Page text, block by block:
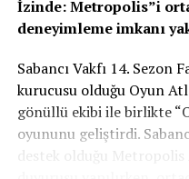
İzinde: Metropolis”i
deneyimleme imkanı
Sabancı Vakfı 14. Sezon
kurucusu olduğu Oyun
gönüllü ekibi ile birlikte
oyununu geliştirdi.
destek olduğu Metropolis